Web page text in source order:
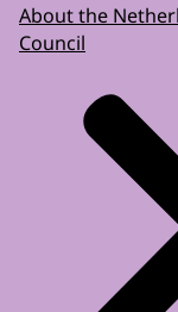
About the
Council